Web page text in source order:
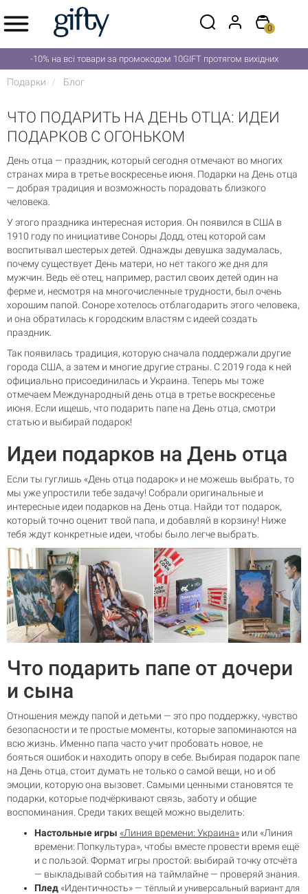
0
-10% на всі товари за промокодом 10GIFT протягом вихідних
Подарки Блог
ЧТО ПОДАРИТЬ НА ДЕНЬ ОТЦА: ИДЕИ
ПОДАРКОВ С ОГОНЬКОМ
День отца — праздник, который сегодня отмечают во многих
странах мира в третье воскресенье июня. Подарки на День отца
— добрая традиция и возможность порадовать близкого
человека.
У этого праздника интересная история. Он появился в США в
1910 году по инициативе Соноры Додд, отец которой сам
воспитывал шестерых детей. Однажды девушка задумалась,
почему существует День матери, но нет такого же дня для
мужчин. Ведь её отец, например, растил своих детей один на
ферме и, несмотря на многочисленные трудности, был очень
хорошим папой. Соноре хотелось отблагодарить этого человека,
и она обратилась к городским властям с идеей создать
праздник.
Так появилась традиция, которую сначала поддержали другие
города США, а затем и многие другие страны. С 2019 года к ней
официально присоединилась и Украина. Теперь мы тоже
отмечаем Международный день отца в третье воскресенье
июня. Если ищешь, что подарить папе на День отца, смотри
статью и выбирай подарок!
Идеи подарков на День отца
Если ты гуглишь «День отца подарок» и не можешь выбрать, то
мы уже упростили тебе задачу! Собрали оригинальные и
интересные идеи подарков на День отца. Найди тот подарок,
который точно оценит твой папа, и добавляй в корзину! Ниже
тебя ждут конкретные идеи, чтобы было легче выбрать.
Что подарить папе от дочери
и сына
Отношения между папой и детьми — это про поддержку, чувство
безопасности и те простые моменты, которые запоминаются на
всю жизнь. Именно папа часто учит пробовать новое, не
бояться ошибок и находить опору в себе. Выбирая подарок папе
на День отца, стоит думать не только о самой вещи, но и об
эмоции, которую она вызовет. Самыми ценными становятся те
подарки, которые подчёркивают связь, заботу и общие
воспоминания. Среди таких вещей можно выделить:
Настольные игры «Линия времени: Украина» или «Линия
времени: Попкультура», чтобы вместе провести время ещё
и с пользой. Формат игры простой: выбирай точку отсчёта
— выкладывай события на таймлайне — проверяй знания.
Плед «Идентичность» — тёплый и универсальный вариант для